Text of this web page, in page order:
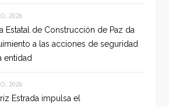
2026
Estatal de Construcción de Paz da
a las acciones de seguridad
entidad
2026
Estrada impulsa el